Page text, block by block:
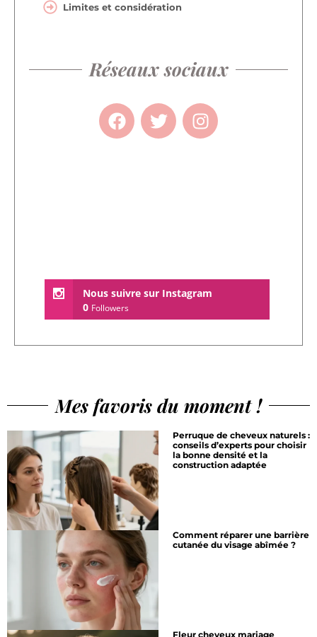
Limites et considération
Réseaux sociaux
Nous suivre sur Instagram
0 Followers
Mes favoris du moment !
Perruque de cheveux naturels :
conseils d’experts pour choisir
la bonne densité et la
construction adaptée
Comment réparer une barrière
cutanée du visage abîmée ?
Fleur cheveux mariage